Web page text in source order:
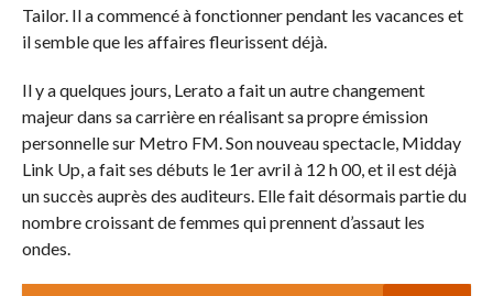
Tailor. Il a commencé à fonctionner pendant les vacances et
il semble que les affaires fleurissent déjà.
Il y a quelques jours, Lerato a fait un autre changement
majeur dans sa carrière en réalisant sa propre émission
personnelle sur Metro FM. Son nouveau spectacle, Midday
Link Up, a fait ses débuts le 1er avril à 12 h 00, et il est déjà
un succès auprès des auditeurs. Elle fait désormais partie du
nombre croissant de femmes qui prennent d’assaut les
ondes.